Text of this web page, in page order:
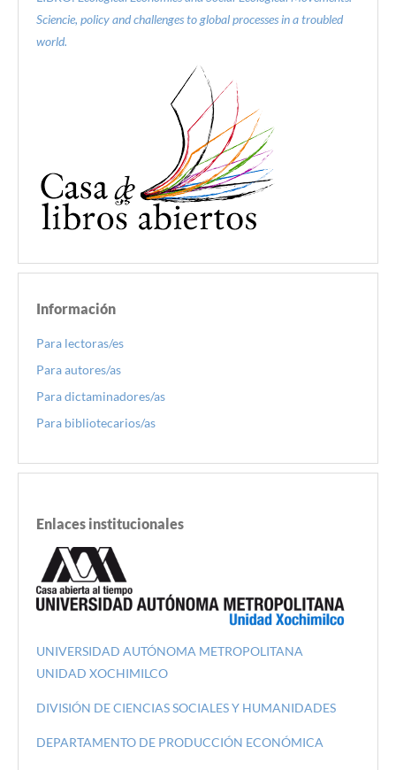
Sciencie, policy and challenges to global processes in a troubled
world.
Información
Para lectoras/es
Para autores/as
Para dictaminadores/as
Para bibliotecarios/as
Enlaces institucionales
UNIVERSIDAD AUTÓNOMA METROPOLITANA
UNIDAD XOCHIMILCO
DIVISIÓN DE CIENCIAS SOCIALES Y HUMANIDADES
DEPARTAMENTO DE PRODUCCIÓN ECONÓMICA